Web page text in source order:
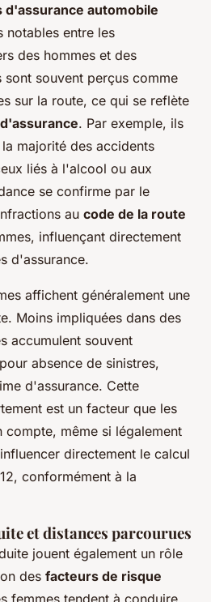
d'assurance automobile
notables entre les
des hommes et des
sont souvent perçus comme
sur la route, ce qui se reflète
. Par exemple, ils
majorité des accidents
liés à l'alcool ou aux
se confirme par le
au code de la route
influençant directement
d'assurance.
affichent généralement une
Moins impliquées dans des
accumulent souvent
pour absence de sinistres,
d'assurance. Cette
est un facteur que les
compte, même si légalement
directement le calcul
conformément à la
et distances parcourues
jouent également un rôle
des facteurs de risque
femmes tendent à conduire